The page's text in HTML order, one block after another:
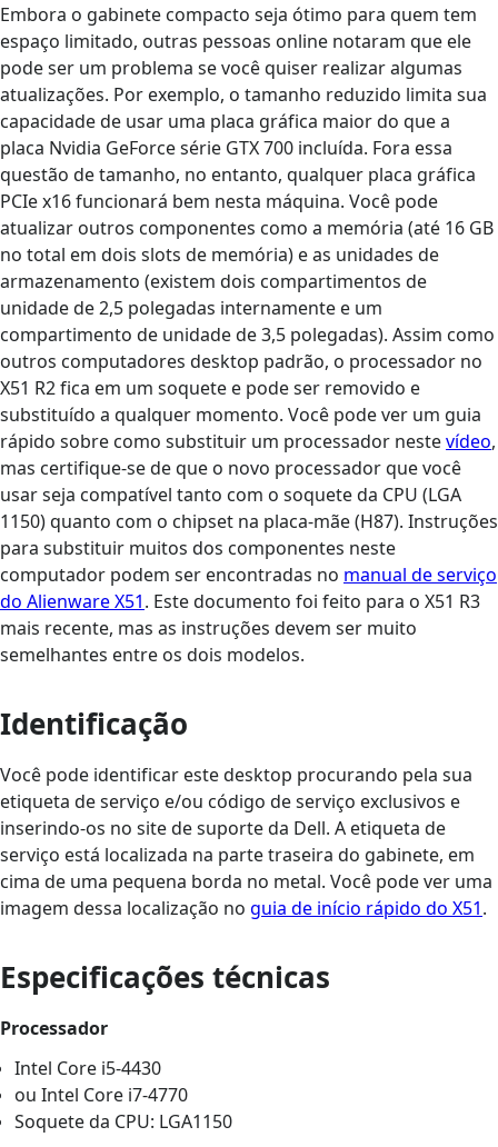
Embora o gabinete compacto seja ótimo para quem tem
espaço limitado, outras pessoas online notaram que ele
pode ser um problema se você quiser realizar algumas
atualizações. Por exemplo, o tamanho reduzido limita sua
capacidade de usar uma placa gráfica maior do que a
placa Nvidia GeForce série GTX 700 incluída. Fora essa
questão de tamanho, no entanto, qualquer placa gráfica
PCIe x16 funcionará bem nesta máquina. Você pode
atualizar outros componentes como a memória (até 16 GB
no total em dois slots de memória) e as unidades de
armazenamento (existem dois compartimentos de
unidade de 2,5 polegadas internamente e um
compartimento de unidade de 3,5 polegadas). Assim como
outros computadores desktop padrão, o processador no
X51 R2 fica em um soquete e pode ser removido e
substituído a qualquer momento. Você pode ver um guia
rápido sobre como substituir um processador nestevídeo,
mas certifique-se de que o novo processador que você
usar seja compatível tanto com o soquete da CPU (LGA
1150) quanto com o chipset na placa-mãe (H87). Instruções
para substituir muitos dos componentes neste
computador podem ser encontradas no manual de serviço
do Alienware X51. Este documento foi feito para o X51 R3
mais recente, mas as instruções devem ser muito
semelhantes entre os dois modelos.
Identificação
Você pode identificar este desktop procurando pela sua
etiqueta de serviço e/ou código de serviço exclusivos e
inserindo-os no site de suporte da Dell. A etiqueta de
serviço está localizada na parte traseira do gabinete, em
cima de uma pequena borda no metal. Você pode ver uma
imagem dessa localização no guia de início rápido do X51.
Especificações técnicas
Processador
Intel Core i5-4430
ou Intel Core i7-4770
Soquete da CPU: LGA1150